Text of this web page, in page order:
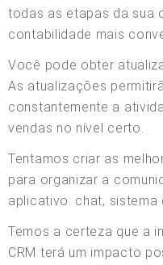
todas as etapas da sua
contabilidade mais
Você pode obter
As atualizações
constantemente a
vendas no nível certo.
Tentamos criar as
para organizar a
aplicativo: chat, sistema
Temos a certeza que a
CRM terá um impacto